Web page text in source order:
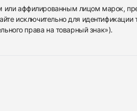
аффилированным лицом марок,
исключительно для
права на товарный знак»).